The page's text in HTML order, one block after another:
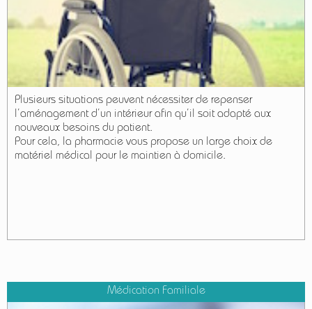
Plusieurs situations peuvent nécessiter de repenser
l’aménagement d’un intérieur afin qu’il soit adapté aux
nouveaux besoins du patient.
Pour cela, la pharmacie vous propose un large choix de
matériel médical pour le maintien à domicile.
Médication Familiale